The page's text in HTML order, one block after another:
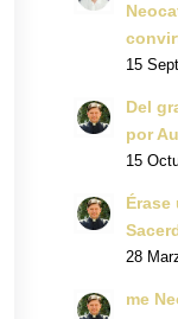
15
Del
por
15
Érase
28
me